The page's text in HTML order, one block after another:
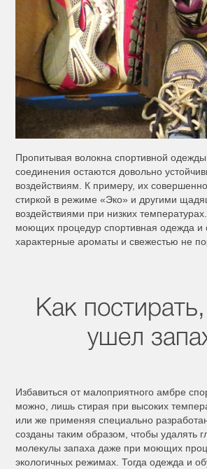
Пропитывая волокна спортивной одежды
соединения остаются довольно
воздействиям. К примеру, их
стиркой в режиме «Эко» и другими
воздействиями при низких
моющих процедур спортивная одежда и
характерные ароматы и свежестью не
Как
ушел
Избавиться от малоприятного амбре
можно, лишь стирая при высоких
или же применяя специально
созданы таким образом, чтобы удалять
молекулы запаха даже при моющих
экологичных режимах. Тогда одежда и